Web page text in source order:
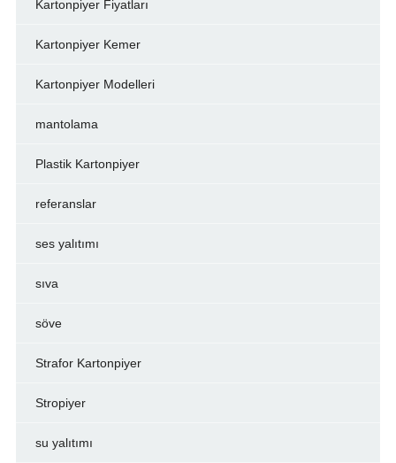
Kartonpiyer Fiyatları
Kartonpiyer Kemer
Kartonpiyer Modelleri
mantolama
Plastik Kartonpiyer
referanslar
ses yalıtımı
sıva
söve
Strafor Kartonpiyer
Stropiyer
su yalıtımı